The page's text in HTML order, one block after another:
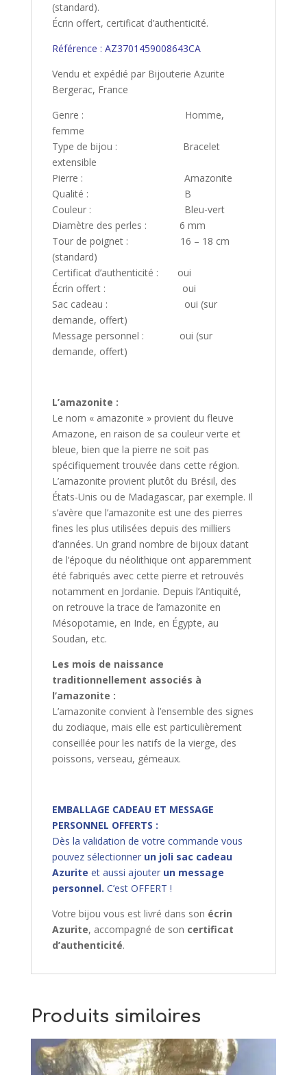
(standard).
Écrin offert, certificat d’authenticité.
Référence : AZ3701459008643CA
Vendu et expédié par Bijouterie Azurite
Bergerac, France
Genre : Homme,
femme
Type de bijou : Bracelet
extensible
Pierre : Amazonite
Qualité : B
Couleur : Bleu-vert
Diamètre des perles : 6 mm
Tour de poignet : 16 – 18 cm
(standard)
Certificat d’authenticité : oui
Écrin offert : oui
Sac cadeau : oui (sur
demande, offert)
Message personnel : oui (sur
demande, offert)
L’amazonite :
Le nom « amazonite » provient du fleuve
Amazone, en raison de sa couleur verte et
bleue, bien que la pierre ne soit pas
spécifiquement trouvée dans cette région.
L’amazonite provient plutôt du Brésil, des
États-Unis ou de Madagascar, par exemple. Il
s’avère que l’amazonite est une des pierres
fines les plus utilisées depuis des milliers
d’années. Un grand nombre de bijoux datant
de l’époque du néolithique ont apparemment
été fabriqués avec cette pierre et retrouvés
notamment en Jordanie. Depuis l’Antiquité,
on retrouve la trace de l’amazonite en
Mésopotamie, en Inde, en Égypte, au
Soudan, etc.
Les mois de naissance
traditionnellement associés à
l’amazonite :
L’amazonite convient à l’ensemble des signes
du zodiaque, mais elle est particulièrement
conseillée pour les natifs de la vierge, des
poissons, verseau, gémeaux.
EMBALLAGE CADEAU ET MESSAGE
PERSONNEL OFFERTS :
Dès la validation de votre commande vous
pouvez sélectionner un joli sac cadeau
Azurite et aussi ajouter un message
personnel. C’est OFFERT !
Votre bijou vous est livré dans son écrin
Azurite, accompagné de son certificat
d’authenticité.
Produits similaires